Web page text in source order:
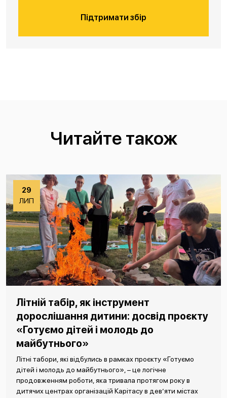
Підтримати збір
Читайте також
29
ЛИП
Літній табір, як інструмент
дорослішання дитини: досвід проєкту
«Готуємо дітей і молодь до
майбутнього»
Літні табори, які відбулись в рамках проєкту «Готуємо
дітей і молодь до майбутнього», – це логічне
продовженням роботи, яка тривала протягом року в
дитячих центрах організацій Карітасу в дев’яти містах